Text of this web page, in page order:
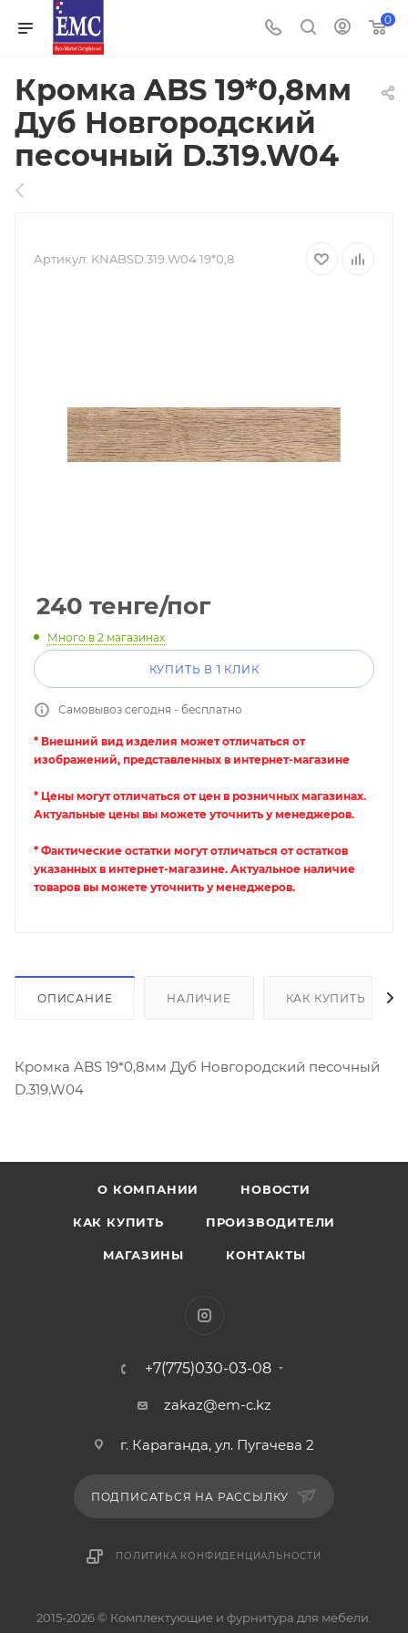
0
Кромка ABS 19*0,8мм
Дуб Новгородский
песочный D.319.W04
Артикул: KNABSD.319.W04 19*0,8
240 тенге/пог
Много в 2 магазинах
КУПИТЬ В 1 КЛИК
Самовывоз сегодня - бесплатно
* Внешний вид изделия может отличаться от
изображений, представленных в интернет-магазине
* Цены могут отличаться от цен в розничных магазинах.
Актуальные цены вы можете уточнить у менеджеров.
* Фактические остатки могут отличаться от остатков
указанных в интернет-магазине. Актуальное наличие
товаров вы можете уточнить у менеджеров.
ОПИСАНИЕ НАЛИЧИЕ КАК КУПИТЬ
Кромка ABS 19*0,8мм Дуб Новгородский песочный
D.319.W04
О КОМПАНИИ НОВОСТИ
КАК КУПИТЬ ПРОИЗВОДИТЕЛИ
МАГАЗИНЫ КОНТАКТЫ
+7(775)030-03-08
zakaz@em-c.kz
г. Караганда, ул. Пугачева 2
ПОДПИСАТЬСЯ НА РАССЫЛКУ
ПОЛИТИКА КОНФИДЕНЦИАЛЬНОСТИ
2015-2026 © Комплектующие и фурнитура для мебели.